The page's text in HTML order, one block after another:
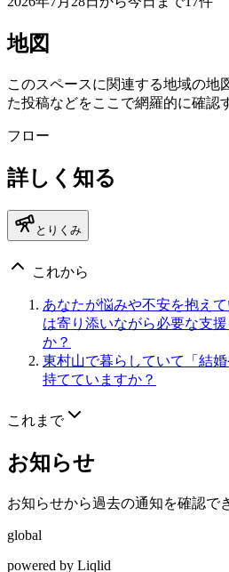
地図
このスペースに関連する地域の地
た投稿などをここで網羅的に確認
フロー
詳しく知る
とりくみ
これから
あなたが悩みや不安を抱え
は寄り添いながら必要な支
か？
東村山で暮らしていて「結
持てていますか？
これまで
お知らせ
お知らせから過去の通知を確認で
global
powered by Liqlid